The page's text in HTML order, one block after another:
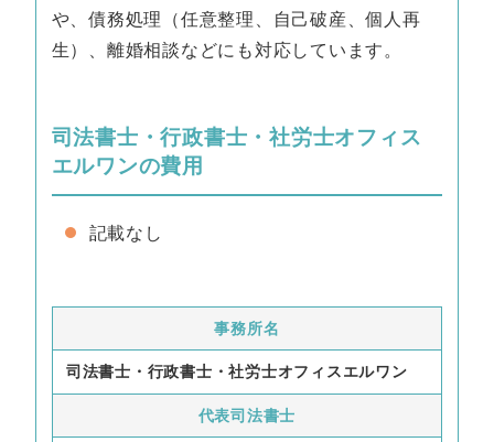
や、債務処理（任意整理、自己破産、個人再
生）、離婚相談などにも対応しています。
司法書士・行政書士・社労士オフィス
エルワンの費用
記載なし
事務所名
司法書士・行政書士・社労士オフィスエルワン
代表司法書士